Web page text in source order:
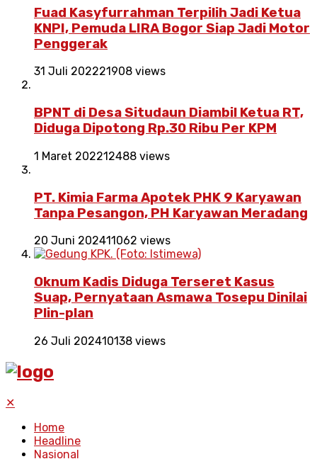
Fuad Kasyfurrahman Terpilih Jadi Ketua
KNPI, Pemuda LIRA Bogor Siap Jadi Motor
Penggerak
31 Juli 202221908 views
BPNT di Desa Situdaun Diambil Ketua RT,
Diduga Dipotong Rp.30 Ribu Per KPM
1 Maret 202212488 views
PT. Kimia Farma Apotek PHK 9 Karyawan
Tanpa Pesangon, PH Karyawan Meradang
20 Juni 202411062 views
Oknum Kadis Diduga Terseret Kasus
Suap, Pernyataan Asmawa Tosepu Dinilai
Plin-plan
26 Juli 202410138 views
✕
Home
Headline
Nasional